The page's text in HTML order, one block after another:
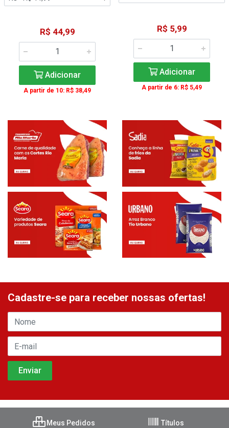
R$ 44,99
Adicionar
A partir de 10: R$ 38,49
R$ 5,99
Adicionar
A partir de 6: R$ 5,49
Cadastre-se para receber nossas ofertas!
Meus Pedidos Títulos